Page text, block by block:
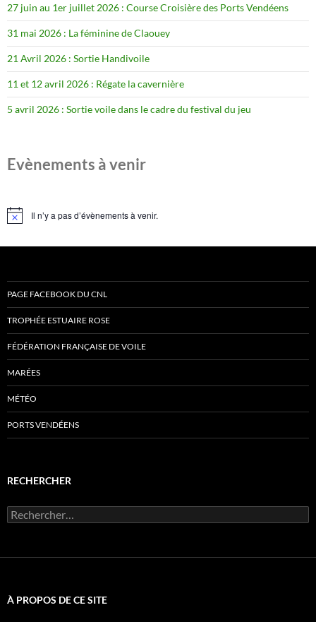
27 juin au 1er juillet 2026 : Course Croisière des Ports Vendéens
31 mai 2026 : La féminine de Claouey
21 Avril 2026 : Sortie Handivoile
11 et 12 avril 2026 : Régate la cavernière
5 avril 2026 : Sortie voile dans le cadre du festival du jeu
Evènements à venir
Notice Il n’y a pas d’évènements à venir.
PAGE FACEBOOK DU CNL
TROPHÉE ESTUAIRE ROSE
FÉDÉRATION FRANÇAISE DE VOILE
MARÉES
MÉTÉO
PORTS VENDÉENS
RECHERCHER
Rechercher :
À PROPOS DE CE SITE